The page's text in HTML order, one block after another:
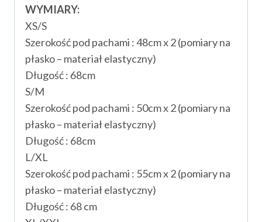
WYMIARY:
XS/S
Szerokość pod pachami : 48cm x 2 (pomiary na
płasko – materiał elastyczny)
Długość : 68cm
S/M
Szerokość pod pachami : 50cm x 2 (pomiary na
płasko – materiał elastyczny)
Długość : 68cm
L/XL
Szerokość pod pachami : 55cm x 2 (pomiary na
płasko – materiał elastyczny)
Długość : 68 cm